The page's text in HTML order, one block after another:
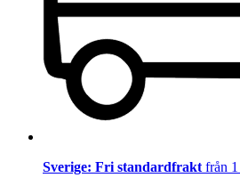
Sverige: Fri standardfrakt från